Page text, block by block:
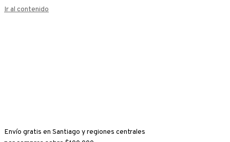
Ir al contenido
Envío gratis en Santiago y regiones centrales